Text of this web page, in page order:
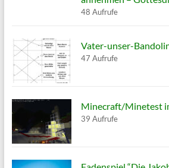
48 Aufrufe
Vater-unser-
47 Aufrufe
Minecraft/Minetest
39 Aufrufe